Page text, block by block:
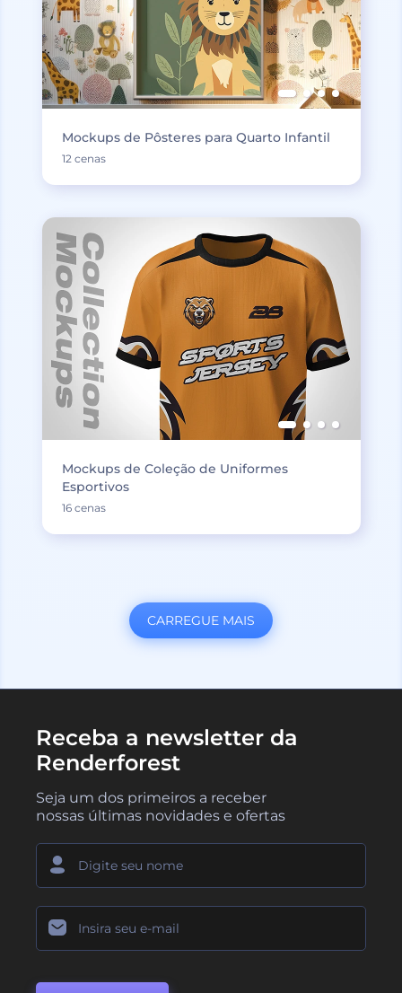
Mockups de Pôsteres para Quarto Infantil
12 cenas
Mockups de Coleção de Uniformes
Esportivos
16 cenas
CARREGUE MAIS
Receba a newsletter da
Renderforest
Seja um dos primeiros a receber
nossas últimas novidades e ofertas